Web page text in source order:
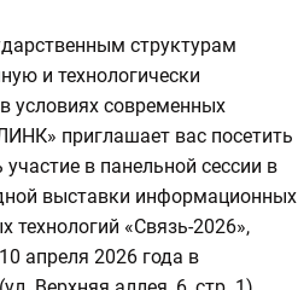
структурам
и технологически
условиях современных
приглашает вас посетить
в панельной сессии в
выставки информационных
технологий «Связь-2026»,
апреля 2026 года в